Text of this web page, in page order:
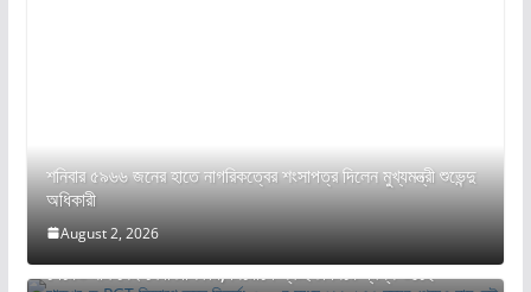
শনিবার ৫৯৬৬ জনের হাতে নাগরিকত্বের শংসাপত্র দিলেন মুখ্যমন্ত্রী শুভেন্দু
অধিকারী
August 2, 2026
ঝাড়খণ্ডে PGT নিয়োগে তুমুল বিতর্ক: ৩০০-র মধ্যে ২৯৯.১৭৫ নম্বর
পেয়েও নাম নেই মেধাতালিকায়, নিয়োগে স্বচ্ছতা নিয়ে প্রশ্ন উঠছে